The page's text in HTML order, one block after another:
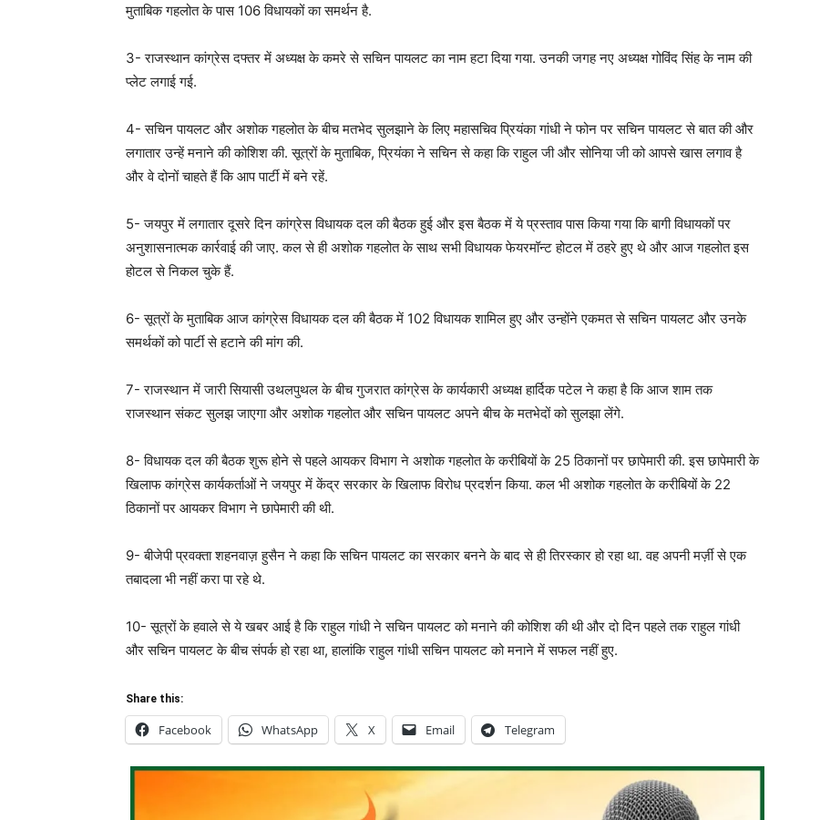
मुताबिक गहलोत के पास 106 विधायकों का समर्थन है.
3- राजस्थान कांग्रेस दफ्तर में अध्यक्ष के कमरे से सचिन पायलट का नाम हटा दिया गया. उनकी जगह नए अध्यक्ष गोविंद सिंह के नाम की
प्लेट लगाई गई.
4- सचिन पायलट और अशोक गहलोत के बीच मतभेद सुलझाने के लिए महासचिव प्रियंका गांधी ने फोन पर सचिन पायलट से बात की और
लगातार उन्हें मनाने की कोशिश की. सूत्रों के मुताबिक, प्रियंका ने सचिन से कहा कि राहुल जी और सोनिया जी को आपसे खास लगाव है
और वे दोनों चाहते हैं कि आप पार्टी में बने रहें.
5- जयपुर में लगातार दूसरे दिन कांग्रेस विधायक दल की बैठक हुई और इस बैठक में ये प्रस्ताव पास किया गया कि बागी विधायकों पर
अनुशासनात्मक कार्रवाई की जाए. कल से ही अशोक गहलोत के साथ सभी विधायक फेयरमॉन्ट होटल में ठहरे हुए थे और आज गहलोत इस
होटल से निकल चुके हैं.
6- सूत्रों के मुताबिक आज कांग्रेस विधायक दल की बैठक में 102 विधायक शामिल हुए और उन्होंने एकमत से सचिन पायलट और उनके
समर्थकों को पार्टी से हटाने की मांग की.
7- राजस्थान में जारी सियासी उथलपुथल के बीच गुजरात कांग्रेस के कार्यकारी अध्यक्ष हार्दिक पटेल ने कहा है कि आज शाम तक
राजस्थान संकट सुलझ जाएगा और अशोक गहलोत और सचिन पायलट अपने बीच के मतभेदों को सुलझा लेंगे.
8- विधायक दल की बैठक शुरू होने से पहले आयकर विभाग ने अशोक गहलोत के करीबियों के 25 ठिकानों पर छापेमारी की. इस छापेमारी के
खिलाफ कांग्रेस कार्यकर्ताओं ने जयपुर में केंद्र सरकार के खिलाफ विरोध प्रदर्शन किया. कल भी अशोक गहलोत के करीबियों के 22
ठिकानों पर आयकर विभाग ने छापेमारी की थी.
9- बीजेपी प्रवक्ता शहनवाज़ हुसैन ने कहा कि सचिन पायलट का सरकार बनने के बाद से ही तिरस्कार हो रहा था. वह अपनी मर्ज़ी से एक
तबादला भी नहीं करा पा रहे थे.
10- सूत्रों के हवाले से ये खबर आई है कि राहुल गांधी ने सचिन पायलट को मनाने की कोशिश की थी और दो दिन पहले तक राहुल गांधी
और सचिन पायलट के बीच संपर्क हो रहा था, हालांकि राहुल गांधी सचिन पायलट को मनाने में सफल नहीं हुए.
Share this:
Facebook WhatsApp X Email Telegram